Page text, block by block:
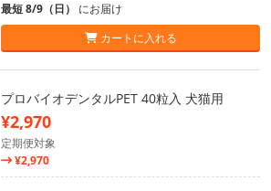
最短 8/9（日） にお届け
カートに入れる
プロバイオデンタルPET 40粒入 犬猫用
¥2,970
定期便対象
¥2,970